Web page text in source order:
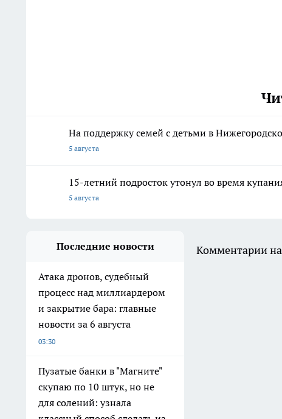
На поддержку семей с детьми в
5 августа
15-летний подросток утонул во время
5 августа
Последние новости
Атака дронов, судебный
процесс над миллиардером
и закрытие бара: главные
новости за 6 августа
03:30
Пузатые банки в "Магните"
скупаю по 10 штук, но не
для солений: узнала
Комментарии